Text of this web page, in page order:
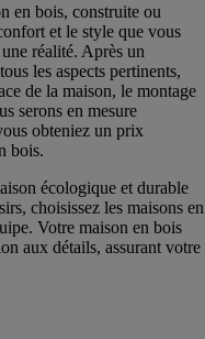
en bois, construite ou
et le style que vous
réalité. Après un
les aspects pertinents,
de la maison, le montage
serons en mesure
obteniez un prix
bois.
écologique et durable
choisissez les maisons en
Votre maison en bois
aux détails, assurant votre